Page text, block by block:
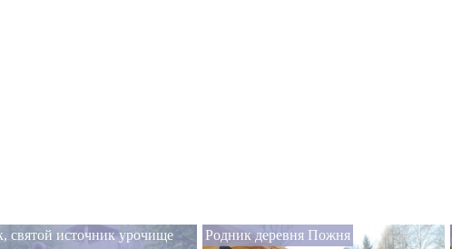
святой источник урочище
Родник деревня Пожня